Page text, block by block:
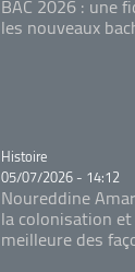
les nouveaux
Catégorie
Histoire
05/07/2026 - 14:12
Noureddine
la colonisation
meilleure des